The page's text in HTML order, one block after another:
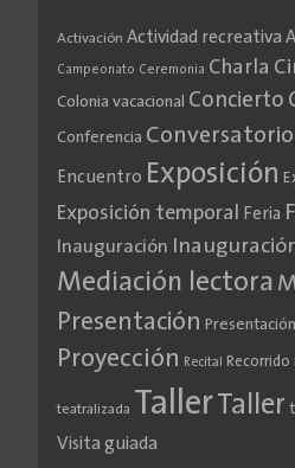
Activación Actividad recreativa
Campeonato Ceremonia Charla
Colonia vacacional Concierto
Conferencia Conversatorio
Encuentro Exposición
Exposición temporal Feria
Inauguración
Mediación lectora
Presentación
Proyección Recital Recorrido
teatralizada Taller Taller
Visita guiada